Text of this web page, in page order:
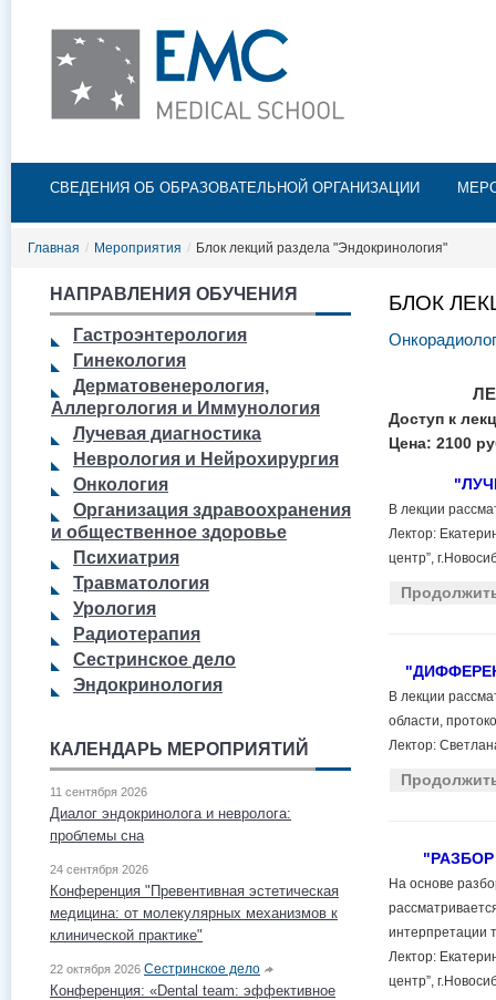
Главное меню
СВЕДЕНИЯ ОБ ОБРАЗОВАТЕЛЬНОЙ ОРГАНИЗАЦИИ
Главная / Мероприятия / Блок лекций раздела "Эндокринология"
НАПРАВЛЕНИЯ ОБУЧЕНИЯ
Гастроэнтерология
Гинекология
Дерматовенерология,
Аллергология и Иммунология
Лучевая диагностика
Неврология и Нейрохирургия
Онкология
Организация здравоохранения
и общественное здоровье
Психиатрия
Травматология
Урология
Радиотерапия
Сестринское дело
Эндокринология
КАЛЕНДАРЬ МЕРОПРИЯТИЙ
11 сентября 2026
Диалог эндокринолога и невролога:
проблемы сна
24 сентября 2026
Конференция "Превентивная эстетическая
медицина: от молекулярных механизмов к
клинической практике"
22 октября 2026 Сестринское дело
Конференция: «Dental team: эффективное
БЛОК
ЛЕКЦИИ
Доступ к
Цена: 2100
В лекции
Лектор:
центр”,
В лекции
области,
Лектор:
На основе
интерпретации
Лектор:
центр”,